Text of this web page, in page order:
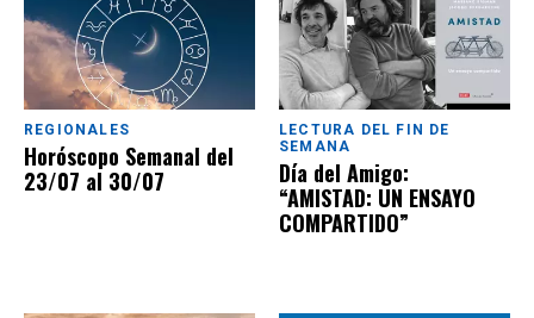
REGIONALES
Horóscopo Semanal del
23/07 al 30/07
LECTURA DEL FIN DE
SEMANA
Día del Amigo:
“AMISTAD: UN ENSAYO
COMPARTIDO”